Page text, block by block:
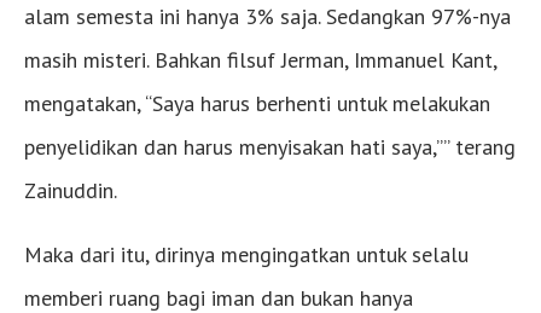
alam semesta ini hanya 3% saja. Sedangkan 97%-nya
masih misteri. Bahkan filsuf Jerman, Immanuel Kant,
mengatakan, “Saya harus berhenti untuk melakukan
penyelidikan dan harus menyisakan hati saya,”” terang
Zainuddin.
Maka dari itu, dirinya mengingatkan untuk selalu
memberi ruang bagi iman dan bukan hanya